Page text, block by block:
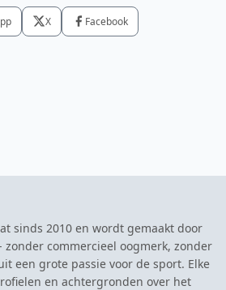
X Facebook
sinds 2010 en wordt gemaakt door
commercieel oogmerk, zonder
een grote passie voor de sport. Elke
en achtergronden over het